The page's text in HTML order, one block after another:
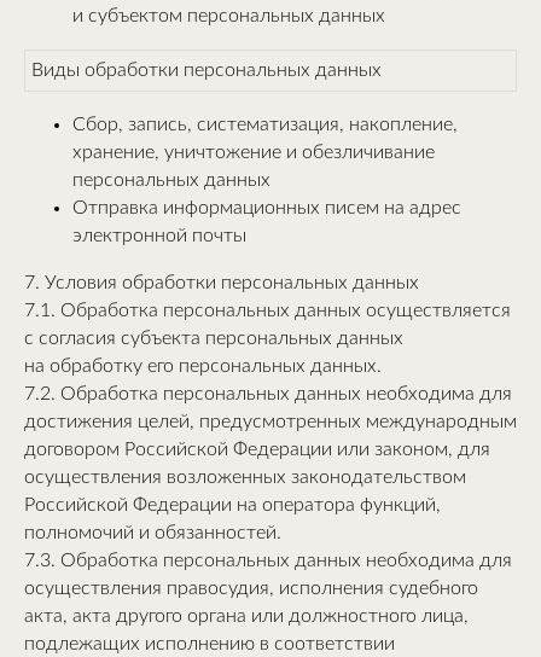
и субъектом персональных данных
Виды обработки персональных данных
Сбор, запись, систематизация, накопление,
хранение, уничтожение и обезличивание
персональных данных
Отправка информационных писем на адрес
электронной почты
7. Условия обработки персональных данных
7.1. Обработка персональных данных осуществляется
с согласия субъекта персональных данных
на обработку его персональных данных.
7.2. Обработка персональных данных необходима для
достижения целей, предусмотренных международным
договором Российской Федерации или законом, для
осуществления возложенных законодательством
Российской Федерации на оператора функций,
полномочий и обязанностей.
7.3. Обработка персональных данных необходима для
осуществления правосудия, исполнения судебного
акта, акта другого органа или должностного лица,
подлежащих исполнению в соответствии